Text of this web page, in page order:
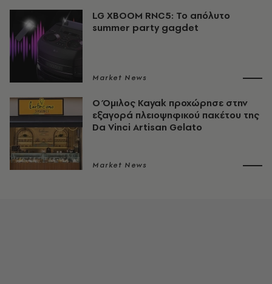
LG XBOOM RNC5: Το απόλυτο
summer party gagdet
Market News
Ο Όμιλος Kayak προχώρησε στην
εξαγορά πλειοψηφικού πακέτου της
Da Vinci Artisan Gelato
Market News